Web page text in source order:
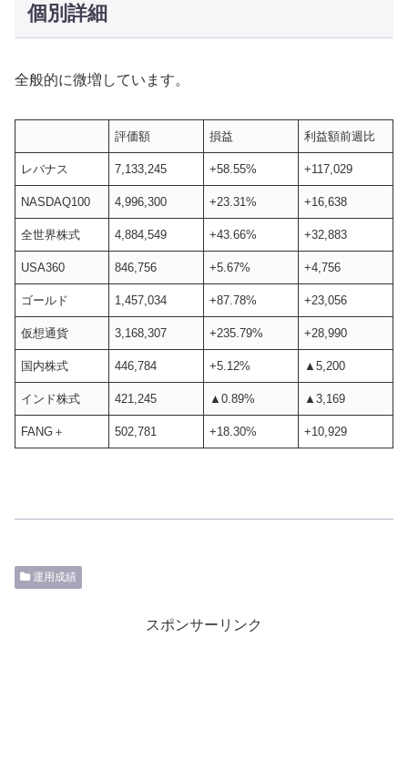
個別詳細
全般的に微増しています。
評価額 損益 利益額前週比
レバナス 7,133,245 +58.55% +117,029
NASDAQ100 4,996,300 +23.31% +16,638
全世界株式 4,884,549 +43.66% +32,883
USA360 846,756 +5.67% +4,756
ゴールド 1,457,034 +87.78% +23,056
仮想通貨 3,168,307 +235.79% +28,990
国内株式 446,784 +5.12% ▲5,200
インド株式 421,245 ▲0.89% ▲3,169
FANG＋ 502,781 +18.30% +10,929
運用成績
スポンサーリンク